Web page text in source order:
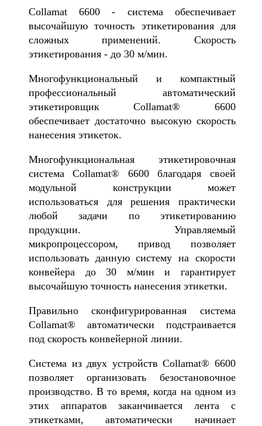
Collamat 6600 - система обеспечивает
высочайшую точность этикетирования для
сложных применений. Скорость
этикетирования - до 30 м/мин.
Многофункциональный и компактный
профессиональный автоматический
этикетировщик Collamat® 6600
обеспечивает достаточно высокую скорость
нанесения этикеток.
Многофункциональная этикетировочная
система Collamat® 6600 благодаря своей
модульной конструкции может
использоваться для решения практически
любой задачи по этикетированию
продукции. Управляемый
микропроцессором, привод позволяет
использовать данную систему на скорости
конвейера до 30 м/мин и гарантирует
высочайшую точность нанесения этикетки.
Правильно сконфигурированная система
Collamat® автоматически подстраивается
под скорость конвейерной линии.
Система из двух устройств Collamat® 6600
позволяет организовать безостановочное
производство. В то время, когда на одном из
этих аппаратов заканчивается лента с
этикетками, автоматически начинает